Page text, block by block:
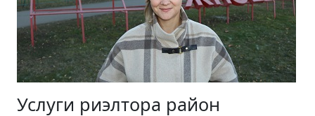
Услуги риэлтора район